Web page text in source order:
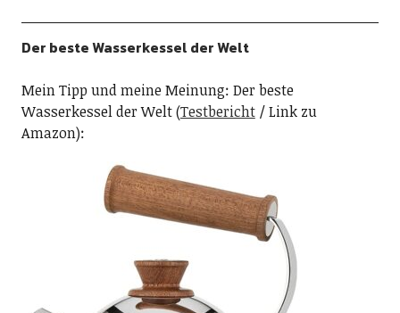
Der beste Wasserkessel der Welt
Mein Tipp und meine Meinung: Der beste
Wasserkessel der Welt (Testbericht/ Link zu
Amazon):